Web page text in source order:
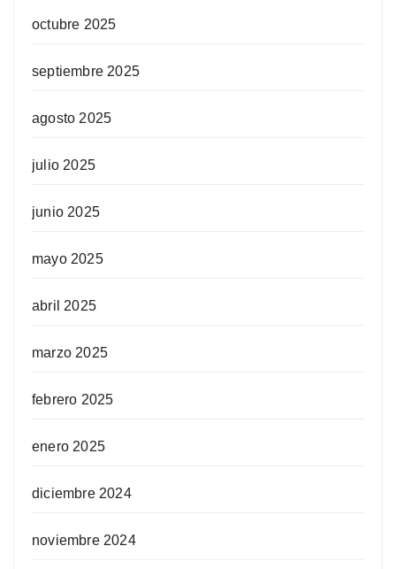
octubre 2025
septiembre 2025
agosto 2025
julio 2025
junio 2025
mayo 2025
abril 2025
marzo 2025
febrero 2025
enero 2025
diciembre 2024
noviembre 2024